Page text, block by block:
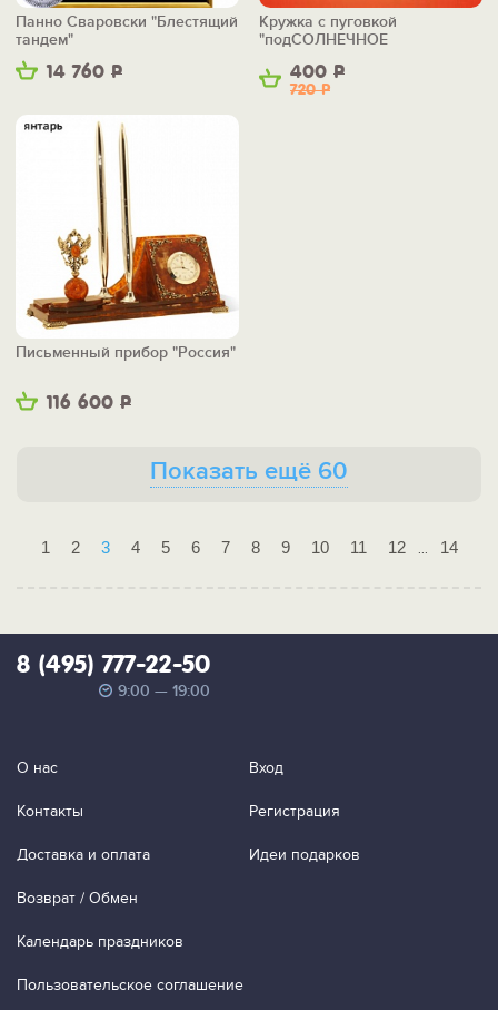
14 760 Р
Панно Сваровски "Блестящий
тандем"
400 Р
720Р
Кружка с пуговкой
"подСОЛНЕЧНОЕ
116 600 Р
Письменный прибор "Россия"
Показать ещё 60
1 2 3 4 5 6 7 8 9 10 11 12 ... 14
8 (495) 777-22-50
9:00 — 19:00
О нас
Контакты
Доставка и оплата
Возврат / Обмен
Календарь праздников
Пользовательское соглашение
Вход
Регистрация
Идеи подарков